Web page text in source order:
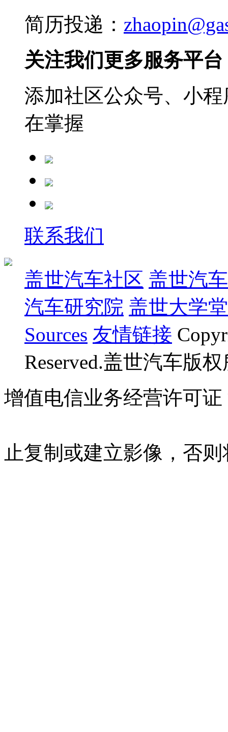
简历投递：
关注我们更多服务平台
添加社区公众号、小
在掌握
联系我们
盖世汽车社区 盖世汽
汽车研究院 盖世大学堂
Sources 友情链接
Reserved.盖世汽车版
增值电信业务经营许可证
止复制或建立影像，否